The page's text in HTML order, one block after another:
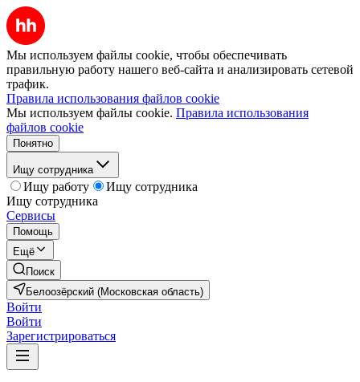
Мы используем файлы cookie, чтобы обеспечивать
правильную работу нашего веб-сайта и анализировать сетевой
трафик.
Правила использования файлов cookie
Мы используем файлы cookie. Правила использования
файлов cookie
Понятно
Ищу сотрудника
Ищу работу
Ищу сотрудника
Ищу сотрудника
Сервисы
Помощь
Ещё
Поиск
Белоозёрский (Московская область)
Войти
Войти
Зарегистрироваться